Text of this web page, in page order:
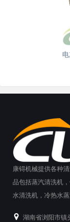
康锝机械提供各种
品包括蒸汽清洗机
水清洗机，冷热水蒸
湖南省浏阳市镇